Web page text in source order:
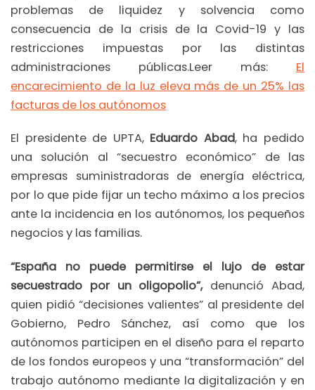
problemas de liquidez y solvencia como
consecuencia de la crisis de la Covid-19 y las
restricciones impuestas por las distintas
administraciones públicas.Leer más: El
encarecimiento de la luz eleva más de un 25% las
facturas de los autónomos
El presidente de UPTA, Eduardo Abad, ha pedido
una solución al “secuestro económico” de las
empresas suministradoras de energía eléctrica,
por lo que pide fijar un techo máximo a los precios
ante la incidencia en los autónomos, los pequeños
negocios y las familias.
“España no puede permitirse el lujo de estar
secuestrado por un oligopolio”,denunció Abad,
quien pidió “decisiones valientes” al presidente del
Gobierno, Pedro Sánchez, así como que los
autónomos participen en el diseño para el reparto
de los fondos europeos y una “transformación” del
trabajo autónomo mediante la digitalización y en